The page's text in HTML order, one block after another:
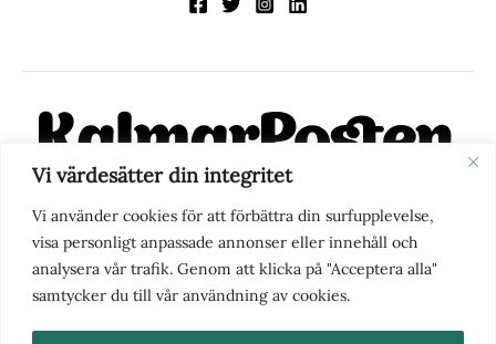
Vi värdesätter din integritet
Vi använder cookies för att förbättra din surfupplevelse,
visa personligt anpassade annonser eller innehåll och
analysera vår trafik. Genom att klicka på "Acceptera alla"
samtycker du till vår användning av cookies.
KalmarPosten är en modern lokalnyhetstidning på nätet. Med
fokus på Kalmarregionen, men också med blick för det större
perspektivet, vill vi vara din självklara kanal för nyheter,
berättelser och engagemang. KalmarPosten grundades 1988 och
fick nya ägare 2025.